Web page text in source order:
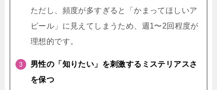
ただし、頻度が多すぎると「かまってほしいア
ピール」に見えてしまうため、週1〜2回程度が
理想的です。
男性の「知りたい」を刺激するミステリアスさ
を保つ